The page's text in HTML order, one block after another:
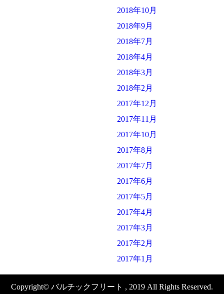
2018年10月
2018年9月
2018年7月
2018年4月
2018年3月
2018年2月
2017年12月
2017年11月
2017年10月
2017年8月
2017年7月
2017年6月
2017年5月
2017年4月
2017年3月
2017年2月
2017年1月
Copyright© バルチックフリート , 2019 All Rights Reserved.